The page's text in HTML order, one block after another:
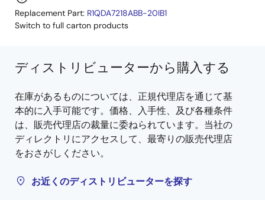
Replacement Part: R1QDA7218ABB-20IB1
Switch to full carton products
ディストリビューターから購入する
在庫があるものについては、正規代理店を通じて基
本的に入手可能です。価格、入手性、及び各種条件
は、販売代理店の裁量に委ねられています。当社の
ディレクトリにアクセスして、最寄りの販売代理店
をおさがしください。
お近くのディストリビューターを探す